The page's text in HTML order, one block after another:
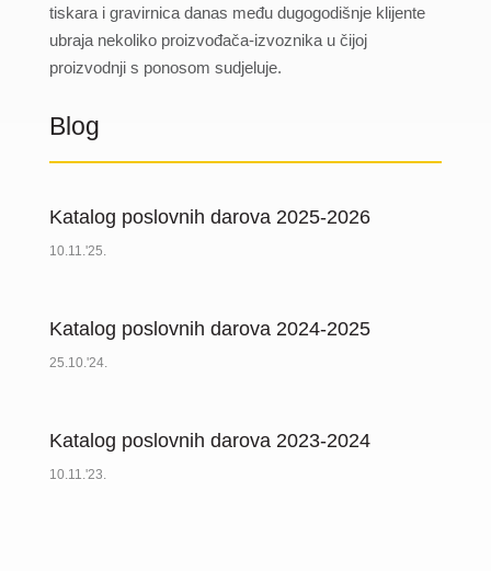
tiskara i gravirnica danas među dugogodišnje klijente
ubraja nekoliko proizvođača-izvoznika u čijoj
proizvodnji s ponosom sudjeluje.
Blog
Katalog poslovnih darova 2025-2026
10.11.'25.
Katalog poslovnih darova 2024-2025
25.10.'24.
Katalog poslovnih darova 2023-2024
10.11.'23.